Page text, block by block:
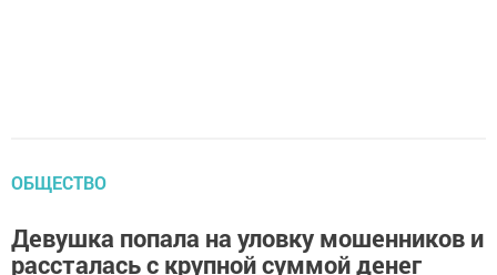
ОБЩЕСТВО
Девушка попала на уловку мошенников и
рассталась с крупной суммой денег